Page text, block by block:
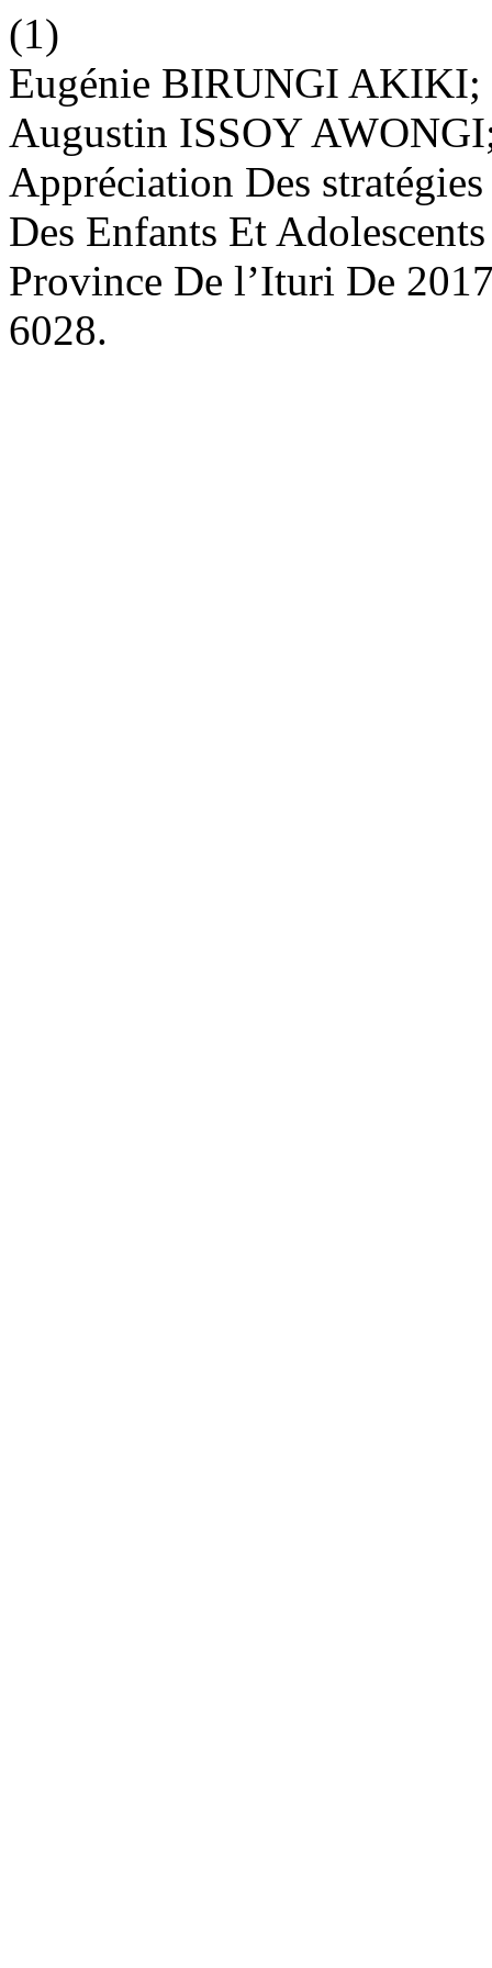
(1)
Eugénie BIRUNGI AKIKI;
Augustin ISSOY
Appréciation Des
Des Enfants Et
Province De l’Ituri De
6028.